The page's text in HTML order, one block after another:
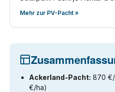
Mehr zur PV-Pacht »
Ackerland-Pacht: 870
€/ha)